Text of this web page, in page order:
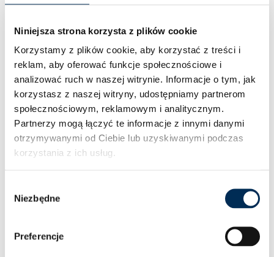
Niniejsza strona korzysta z plików cookie
Korzystamy z plików cookie, aby korzystać z treści i
reklam, aby oferować funkcje społecznościowe i
analizować ruch w naszej witrynie. Informacje o tym, jak
korzystasz z naszej witryny, udostępniamy partnerom
społecznościowym, reklamowym i analitycznym.
Partnerzy mogą łączyć te informacje z innymi danymi
otrzymywanymi od Ciebie lub uzyskiwanymi podczas
korzystania z ich usług.
zgody
Niezbędne
Preferencje
ciepła split KAISAI Arctic oferuje najwyższą klasę
energetyczną A+++ (dla 35°C), co pozwala na znaczące
zmniejszenie rachunków za energię. Współczynnik COP
sięgający aż 5,2 to gwarancja wydajności i niskiego
zużycia energii.
Szeroki zakres mocyModele KAISAI Arctic dostępne
są w szerokim zakresie mocy grzewczej: od 6 kW do 16
budynkach komercyjnych.
Arctic obsługuje 6 trybów działania: